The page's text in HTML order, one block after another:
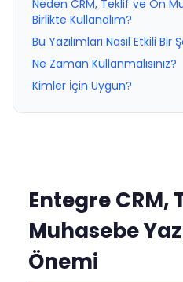
Neden CRM, Teklif ve Ön
Birlikte Kullanalım?
Bu Yazılımları Nasıl Etkili
Ne Zaman Kullanmalısınız?
Kimler İçin Uygun?
Entegre CRM,
Muhasebe
Önemi